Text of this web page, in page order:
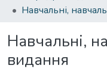
Навчальні,
видання